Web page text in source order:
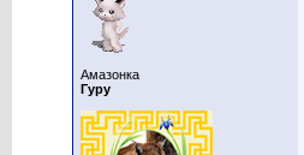
Амазонка
Гуру